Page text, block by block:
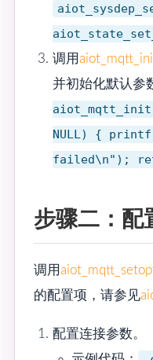
调用
并初始化默认参
NULL) {
failed\n");
步骤二：配
调用
的配置项，请参见
配置连接参数。